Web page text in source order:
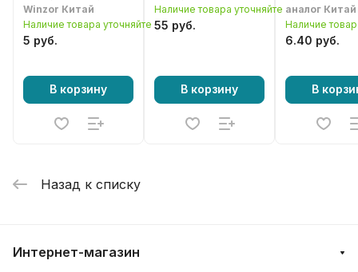
Winzor Китай
Наличие товара уточняйте
5 руб.
В корзину
Наличие товара уточняйте
55 руб.
В корзину
аналог Китай
Наличие
6.40 руб.
В
Назад к списку
Интернет-магазин